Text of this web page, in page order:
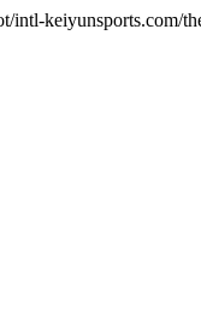
keiyunsports.com/